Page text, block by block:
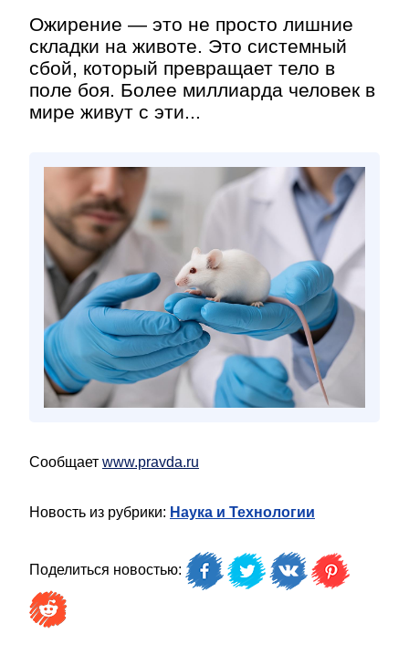
Ожирение — это не просто лишние
складки на животе. Это системный
сбой, который превращает тело в
поле боя. Более миллиарда человек в
мире живут с эти...
Сообщает www.pravda.ru
Новость из рубрики: Наука и Технологии
Поделиться новостью: